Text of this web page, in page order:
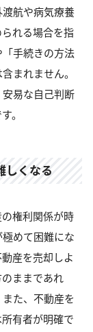
航や病気療養
れる場合を指
手続きの方法
まれません。
易な自己判断
。
しくなる
権利関係が時
めて困難にな
産を売却しよ
ままであれ
た、不動産を
有者が明確で